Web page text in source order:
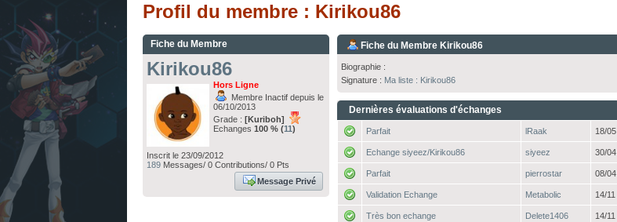
Profil du membre : Kirikou86
Fiche du Membre
Kirikou86
Hors Ligne
Membre Inactif depuis le
06/10/2013
Grade : [Kuriboh]
Echanges 100 % (11)
Inscrit le 23/09/2012
189 Messages/ 0 Contributions/ 0 Pts
Message Privé
Fiche du Membre Kirikou86
Biographie :
Signature : Ma liste : Kirikou86
Dernières évaluations d'échanges
Parfait lRaak 18/05
Echange siyeez/Kirikou86 siyeez 30/04
Parfait pierrostar 08/04
Validation Echange Metabolic 14/11
Très bon echange Delete1406 14/11